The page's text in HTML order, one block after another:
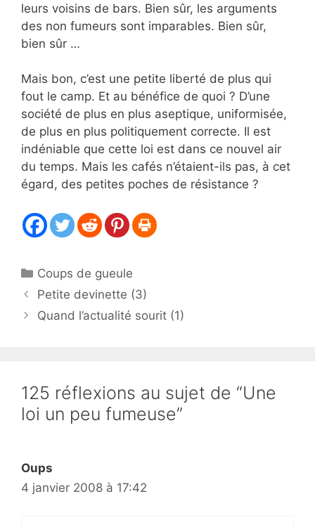
leurs voisins de bars. Bien sûr, les arguments
des non fumeurs sont imparables. Bien sûr,
bien sûr …
Mais bon, c’est une petite liberté de plus qui
fout le camp. Et au bénéfice de quoi ? D’une
société de plus en plus aseptique, uniformisée,
de plus en plus politiquement correcte. Il est
indéniable que cette loi est dans ce nouvel air
du temps. Mais les cafés n’étaient-ils pas, à cet
égard, des petites poches de résistance ?
Catégories
Coups de gueule
Petite devinette (3)
Quand l’actualité sourit (1)
125 réflexions au sujet de “Une
loi un peu fumeuse”
Oups
4 janvier 2008 à 17:42